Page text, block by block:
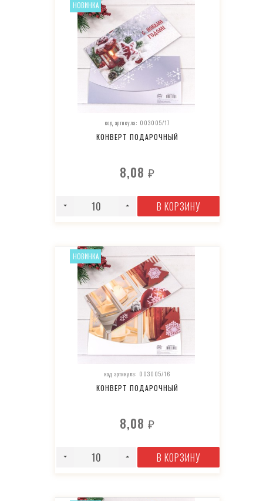
код артикула: 003005/17
КОНВЕРТ ПОДАРОЧНЫЙ
8,08₽
В КОРЗИНУ
НОВИНКА
код артикула: 003005/16
КОНВЕРТ ПОДАРОЧНЫЙ
8,08₽
В КОРЗИНУ
НОВИНКА